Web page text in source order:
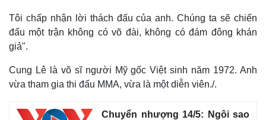
Tôi chấp nhận lời thách đấu của anh. Chúng ta sẽ chiến
đấu một trận không có võ đài, không có đám đông khán
giả".
Cung Lê là võ sĩ người Mỹ gốc Việt sinh năm 1972. Anh
vừa tham gia thi đấu MMA, vừa là một diễn viên./.
Chuyển nhượng 14/5: Ngôi sao